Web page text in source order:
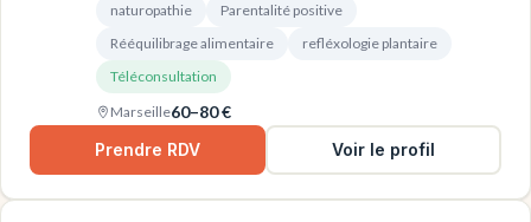
naturopathie
Parentalité positive
Rééquilibrage alimentaire
refléxologie plantaire
Téléconsultation
Marseille60–80 €
Prendre RDV
Voir le profil